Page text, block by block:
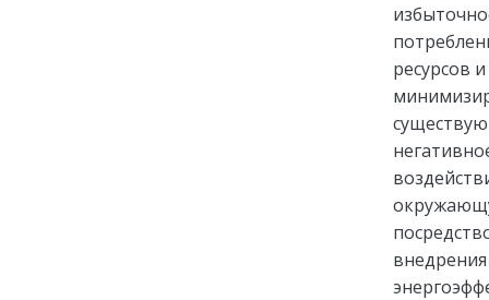
ресурсов и
внедрения